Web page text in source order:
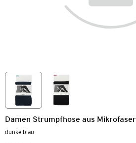
Damen Strumpfhose aus Mikrofaser
dunkelblau